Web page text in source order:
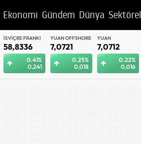
Ekonomi Gündem Dünya Sektörel
YUAN OFFSHORE
7,0721
0.25%
0,018
YUAN
7,0712
0.22%
0,016
RUBLE
0,5807
0.17%
0,001